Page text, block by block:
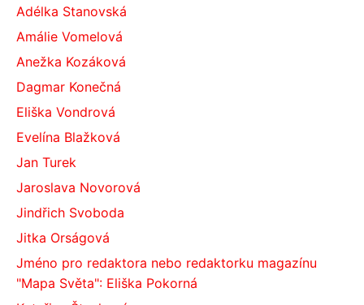
Adélka Stanovská
Amálie Vomelová
Anežka Kozáková
Dagmar Konečná
Eliška Vondrová
Evelína Blažková
Jan Turek
Jaroslava Novorová
Jindřich Svoboda
Jitka Orságová
Jméno pro redaktora nebo redaktorku magazínu
"Mapa Světa": Eliška Pokorná